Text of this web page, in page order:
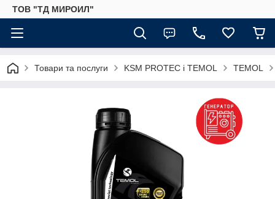
ТОВ "ТД МИРОИЛ"
Товари та послуги KSM PROTEC і TEMOL TEMOL